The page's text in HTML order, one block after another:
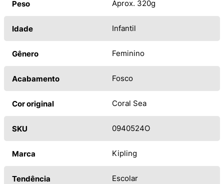
Peso Aprox. 320g
Idade Infantil
Gênero Feminino
Acabamento Fosco
Cor original Coral Sea
SKU 0940524O
Marca Kipling
Tendência Escolar